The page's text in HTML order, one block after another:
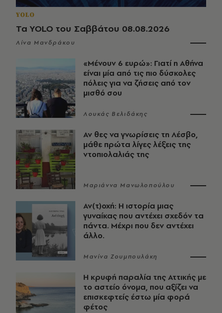
YOLO
Τα YOLO του Σαββάτου 08.08.2026
Λίνα Μανδράκου
«Μένουν 6 ευρώ»: Γιατί η Αθήνα
είναι μία από τις πιο δύσκολες
πόλεις για να ζήσεις από τον
μισθό σου
Λουκάς Βελιδάκης
Αν θες να γνωρίσεις τη Λέσβο,
μάθε πρώτα λίγες λέξεις της
ντοπιολαλιάς της
Μαριάννα Μανωλοπούλου
Αν(τ)οχή: Η ιστορία μιας
γυναίκας που αντέχει σχεδόν τα
πάντα. Μέχρι που δεν αντέχει
άλλο.
Μανίνα Ζουμπουλάκη
Η κρυφή παραλία της Αττικής με
το αστείο όνομα, που αξίζει να
επισκεφτείς έστω μία φορά
φέτος